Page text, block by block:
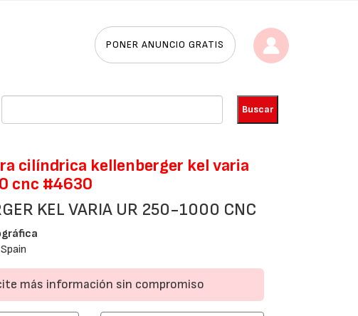
PONER ANUNCIO GRATIS
cilíndrica kellenberger kel varia
cnc #4630
KEL VARIA UR 250-1000 CNC
más información sin compromiso